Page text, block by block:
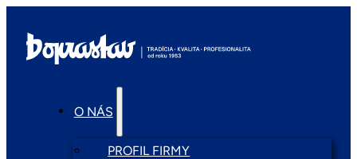
O NÁS
PROFIL FIRMY